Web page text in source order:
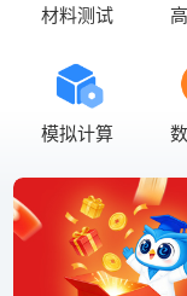
材料测试
模拟计算